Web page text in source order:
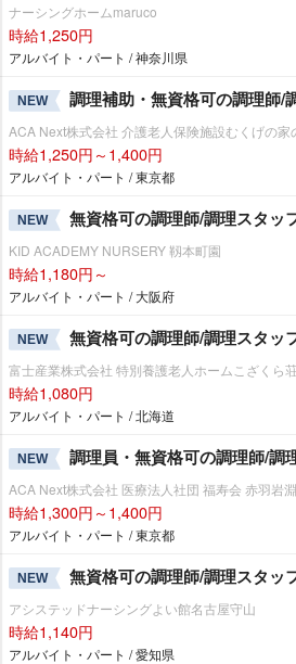
ナーシングホームmaruco
時給1,250円
アルバイト・パート / 神奈川県
NEW 調理補助・無資格可の調理師/
ACA Next株式会社 介護老人保険施設むくげの家
時給1,250円～1,400円
アルバイト・パート / 東京都
NEW 無資格可の調理師/調理スタッ
KID ACADEMY NURSERY 靱本町園
時給1,180円～
アルバイト・パート / 大阪府
NEW 無資格可の調理師/調理スタッ
富士産業株式会社 特別養護老人ホームこざくら
時給1,080円
アルバイト・パート / 北海道
NEW 調理員・無資格可の調理師/調
ACA Next株式会社 医療法人社団 福寿会 赤羽岩
時給1,300円～1,400円
アルバイト・パート / 東京都
NEW 無資格可の調理師/調理スタッ
アシステッドナーシングよい館名古屋守山
時給1,140円
アルバイト・パート / 愛知県